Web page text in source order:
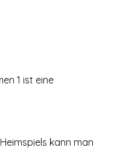
1 ist eine
kann man